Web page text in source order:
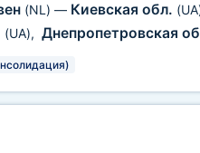
(NL) — Киевская обл.
(UA), Днепропетровская